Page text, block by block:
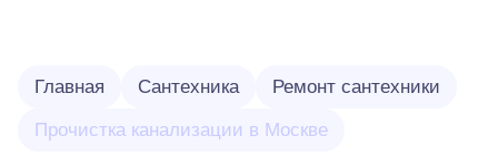
Главная Сантехника Ремонт сантехники
Прочистка канализации в Москве